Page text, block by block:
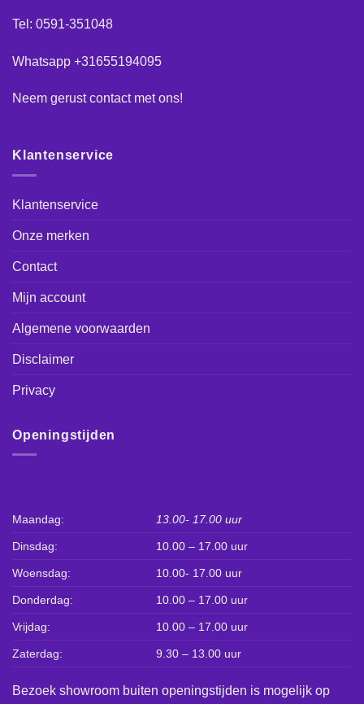
Tel: 0591-351048
Whatsapp +31655194095
Neem gerustcontactmet ons!
Klantenservice
Klantenservice
Onze merken
Contact
Mijn account
Algemene voorwaarden
Disclaimer
Privacy
Openingstijden
Maandag: 13.00- 17.00 uur
Dinsdag: 10.00 – 17.00 uur
Woensdag: 10.00- 17.00 uur
Donderdag: 10.00 – 17.00 uur
Vrijdag: 10.00 – 17.00 uur
Zaterdag: 9.30 – 13.00 uur
Bezoek showroom buiten openingstijden is mogelijk op